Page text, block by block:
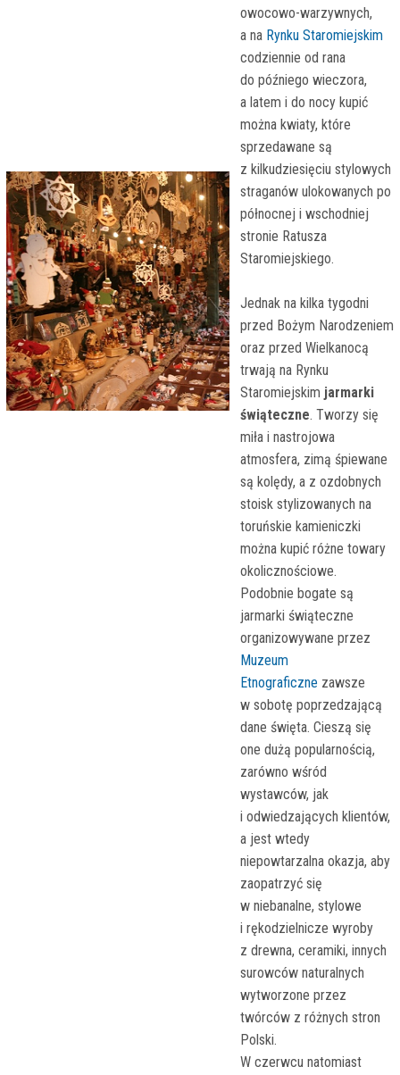
owocowo-warzywnych,
a na Rynku Staromiejskim
codziennie od rana
do późniego wieczora,
a latem i do nocy kupić
można kwiaty, które
sprzedawane są
z kilkudziesięciu stylowych
straganów ulokowanych po
północnej i wschodniej
stronie Ratusza
Staromiejskiego.
Jednak na kilka tygodni
przed Bożym Narodzeniem
oraz przed Wielkanocą
trwają na Rynku
Staromiejskim jarmarki
świąteczne. Tworzy się
miła i nastrojowa
atmosfera, zimą śpiewane
są kolędy, a z ozdobnych
stoisk stylizowanych na
toruńskie kamieniczki
można kupić różne towary
okolicznościowe.
Podobnie bogate są
jarmarki świąteczne
organizowywane przez
Muzeum
Etnograficzne zawsze
w sobotę poprzedzającą
dane święta. Cieszą się
one dużą popularnością,
zarówno wśród
wystawców, jak
i odwiedzających klientów,
a jest wtedy
niepowtarzalna okazja, aby
zaopatrzyć się
w niebanalne, stylowe
i rękodzielnicze wyroby
z drewna, ceramiki, innych
surowców naturalnych
wytworzone przez
twórców z różnych stron
Polski.
W czerwcu natomiast